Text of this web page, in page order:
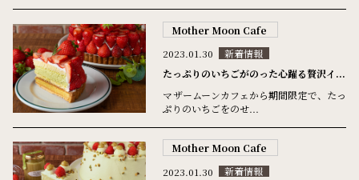
Mother Moon Cafe
2023.01.30
新着情報
たっぷりのいちごがのった心躍る贅沢イ...
マザームーンカフェから期間限定で、たっ
ぷりのいちごをのせ...
Mother Moon Cafe
2023.01.30
新着情報